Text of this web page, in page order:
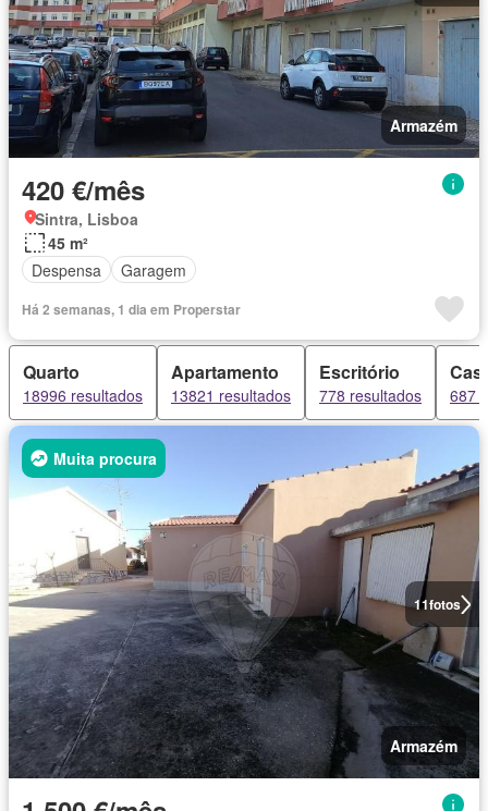
Armazém
420 €/mês
Sintra, Lisboa
45 m²
Despensa
Garagem
Há 2 semanas, 1 dia em Properstar
Quarto
18996 resultados
Apartamento
13821 resultados
Escritório
778 resultados 687
11fotos
Muita procura
Armazém